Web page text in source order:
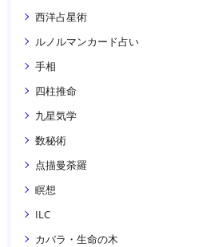
西洋占星術
ルノルマンカード占い
手相
四柱推命
九星気学
数秘術
点描曼荼羅
瞑想
ILC
カバラ・生命の木